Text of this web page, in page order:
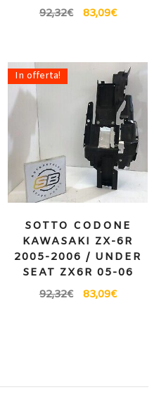
92,32€ 83,09€
In offerta!
SOTTO CODONE
KAWASAKI ZX-6R
2005-2006 / UNDER
SEAT ZX6R 05-06
92,32€ 83,09€